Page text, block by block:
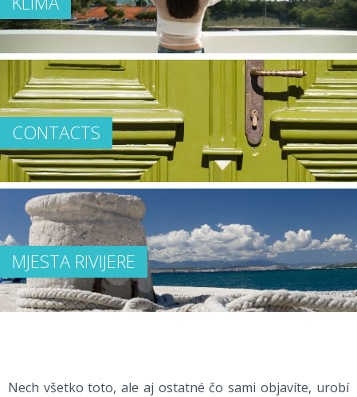
CONTACTS
MJESTA RIVIJERE
Nech všetko toto, ale aj ostatné čo sami objavíte, urobí